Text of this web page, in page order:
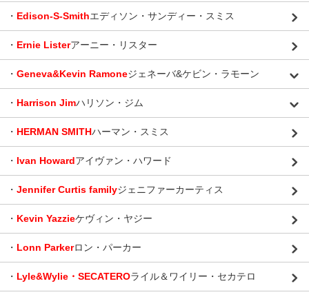
・ Edison-S-Smithエディソン・サンディー・スミス
・ Ernie Listerアーニー・リスター
・ Geneva&Kevin Ramoneジェネーバ&ケビン・ラモーン
・ Harrison Jimハリソン・ジム
・ HERMAN SMITHハーマン・スミス
・ Ivan Howardアイヴァン・ハワード
・ Jennifer Curtis familyジェニファーカーティス
・ Kevin Yazzieケヴィン・ヤジー
・ Lonn Parkerロン・パーカー
・ Lyle&Wylie・SECATEROライル＆ワイリー・セカテロ